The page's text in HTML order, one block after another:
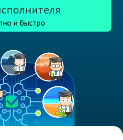
и быстро